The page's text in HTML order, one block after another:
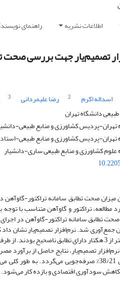
اطلاعات نشریه راهنمای
تصمیم‌یار جهت بررسی صحت
اسداله اکرم 2 رضا علیمردانی 3
دانشگاه تهران
پردیس کشاورزی و منابع طبیعی-
پردیس کشاورزی و منابع طبیعی-استاد
کشاورزی و منابع طبیعی ساری-دانشیار
صحت تطابق سامانه تراکتور-گاوآهن
مطالعه، تراکتور و گاوآهن متناسب با
در مزارع با مساحت کمتر از 3 هکتار دارای
نرم‌افزار تصمیم‌یار، نتایج حاصل از
عملیات شخم به میزان 38/21% صرفه‌جویی
سودآوری اقتصادی و بازده کار می‌شود.